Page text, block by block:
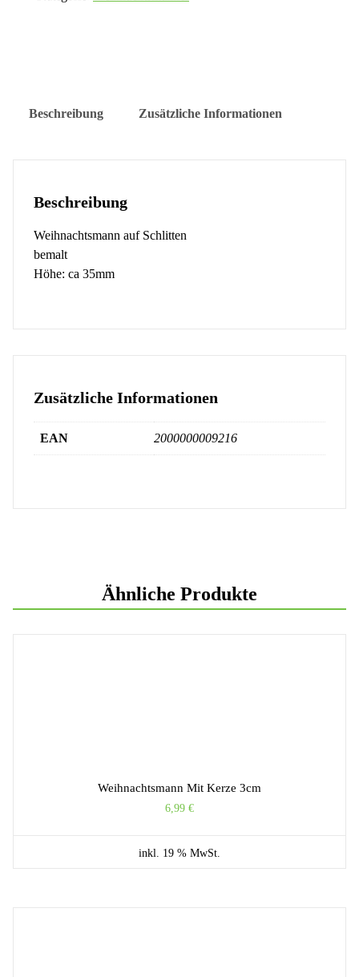
Beschreibung Zusätzliche Informationen
Beschreibung
Weihnachtsmann auf Schlitten
bemalt
Höhe: ca 35mm
Zusätzliche Informationen
EAN 2000000009216
Ähnliche Produkte
Weihnachtsmann Mit Kerze 3cm
6,99 €
inkl. 19 % MwSt.